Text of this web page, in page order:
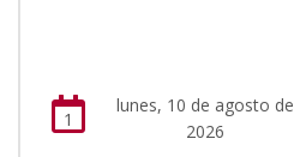
1
lunes, 10 de agosto de
2026